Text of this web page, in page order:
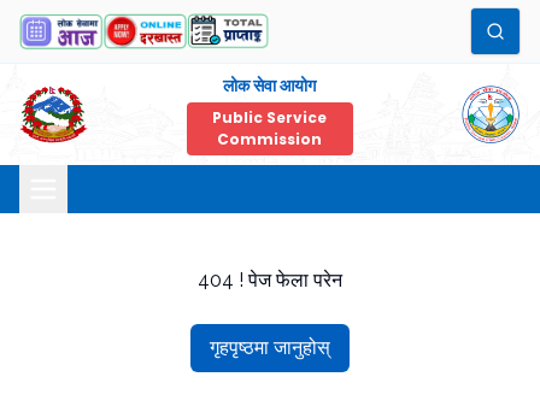
लोक सेवा आयोग
Public Service
Commission
404 ! पेज फेला परेन
गृहपृष्ठमा जानुहोस्